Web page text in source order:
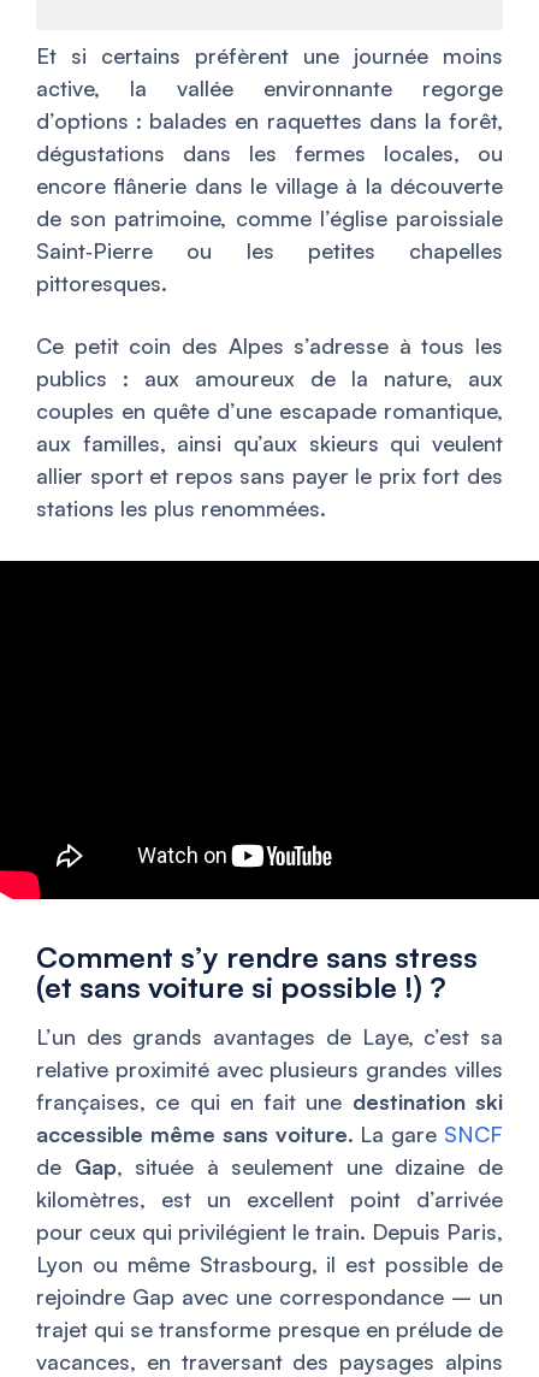
Et si certains préfèrent une journée moins
active, la vallée environnante regorge
d’options : balades en raquettes dans la forêt,
dégustations dans les fermes locales, ou
encore flânerie dans le village à la découverte
de son patrimoine, comme l’église paroissiale
Saint‑Pierre ou les petites chapelles
pittoresques.
Ce petit coin des Alpes s’adresse à tous les
publics : aux amoureux de la nature, aux
couples en quête d’une escapade romantique,
aux familles, ainsi qu’aux skieurs qui veulent
allier sport et repos sans payer le prix fort des
stations les plus renommées.
Comment s’y rendre sans stress
(et sans voiture si possible !) ?
L’un des grands avantages de Laye, c’est sa
relative proximité avec plusieurs grandes villes
françaises, ce qui en fait une destination ski
accessible même sans voiture. La gare SNCF
de Gap, située à seulement une dizaine de
kilomètres, est un excellent point d’arrivée
pour ceux qui privilégient le train. Depuis Paris,
Lyon ou même Strasbourg, il est possible de
rejoindre Gap avec une correspondance – un
trajet qui se transforme presque en prélude de
vacances, en traversant des paysages alpins